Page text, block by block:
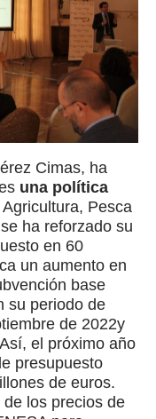
Cimas, ha
una política
Pesca
ha reforzado su
en 60
un aumento en
base
su periodo de
de 2022y
el próximo año
presupuesto
de euros.
los precios de